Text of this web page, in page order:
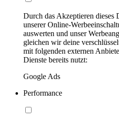
Durch das Akzeptieren
unserer Online-
auswerten und unser
gleichen wir deine
mit folgenden externen
Dienste bereits nutzt:
Google Ads
Performance